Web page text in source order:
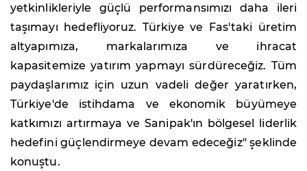
yetkinlikleriyle güçlü performansımızı daha ileri
taşımayı hedefliyoruz. Türkiye ve Fas'taki üretim
altyapımıza, markalarımıza ve ihracat
kapasitemize yatırım yapmayı sürdüreceğiz. Tüm
paydaşlarımız için uzun vadeli değer yaratırken,
Türkiye'de istihdama ve ekonomik büyümeye
katkımızı artırmaya ve Sanipak'ın bölgesel liderlik
hedefini güçlendirmeye devam edeceğiz" şeklinde
konuştu.